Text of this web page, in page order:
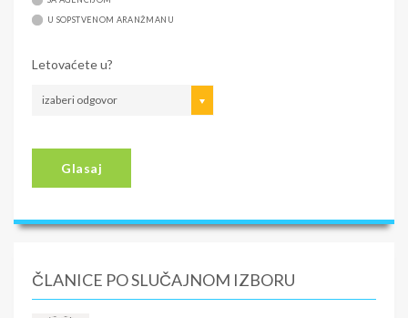
U SOPSTVENOM ARANŽMANU
Letovaćete u?
izaberi odgovor
Glasaj
ČLANICE PO SLUČAJNOM IZBORU